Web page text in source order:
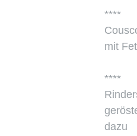
****
mit
****
dazu